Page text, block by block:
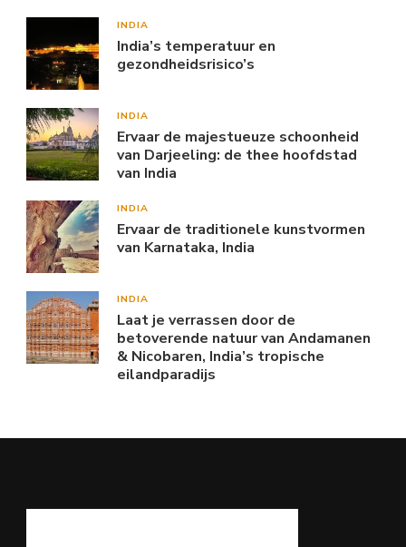
INDIA
India’s temperatuur en
gezondheidsrisico’s
INDIA
Ervaar de majestueuze schoonheid
van Darjeeling: de thee hoofdstad
van India
INDIA
Ervaar de traditionele kunstvormen
van Karnataka, India
INDIA
Laat je verrassen door de
betoverende natuur van Andamanen
& Nicobaren, India’s tropische
eilandparadijs